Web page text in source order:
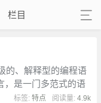
栏目
的、解释型的编程语
，是一门多范式的语
以及函数式编程
阅读量:4.9k
标签:特点